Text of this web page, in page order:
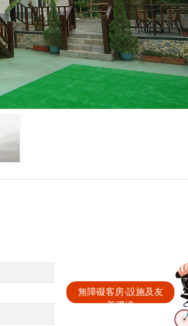
無障礙客房‧設施及友
善環境